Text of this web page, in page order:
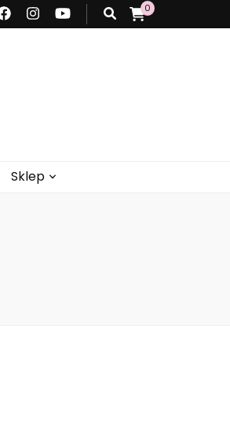
0
Sklep